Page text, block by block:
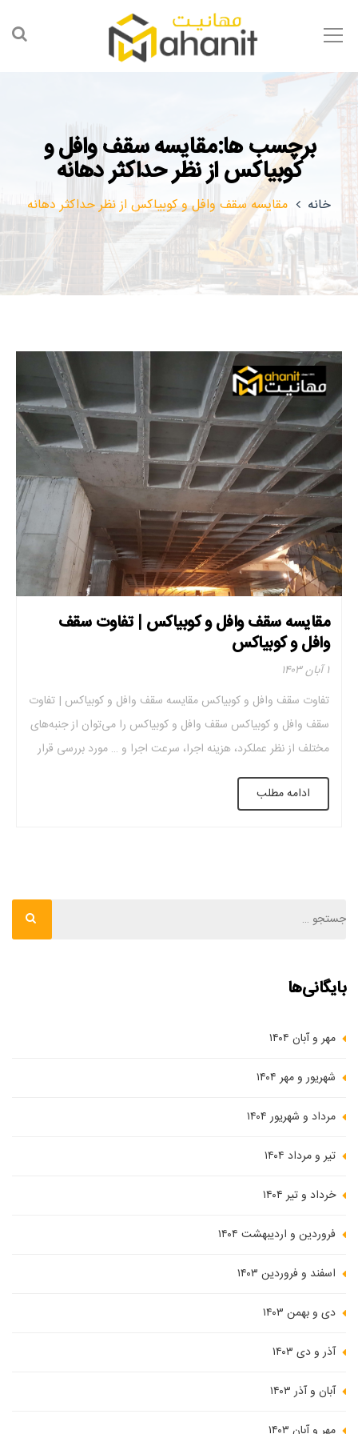
برچسب ها:مقایسه سقف وافل و
کوبیاکس از نظر حداکثر دهانه
خانه مقایسه سقف وافل و کوبیاکس از نظر حداکثر دهانه
مقایسه سقف وافل و کوبیاکس | تفاوت سقف
وافل و کوبیاکس
۱ آبان ۱۴۰۳
تفاوت سقف وافل و کوبیاکس مقایسه سقف وافل و کوبیاکس | تفاوت
سقف وافل و کوبیاکس سقف وافل و کوبیاکس را می‌توان از جنبه‌های
مختلف از نظر عملکرد، هزینه اجرا، سرعت اجرا و … مورد بررسی قرار
داده. در ادامه مقاله به بررسی بیشتر تفاوت سقف وافل و کوبیاکس
میپردازیم. مقایسه سقف وافل […]
ادامه مطلب
بایگانی‌ها
مهر و آبان ۱۴۰۴
شهریور و مهر ۱۴۰۴
مرداد و شهریور ۱۴۰۴
تیر و مرداد ۱۴۰۴
خرداد و تیر ۱۴۰۴
فروردین و اردیبهشت ۱۴۰۴
اسفند و فروردین ۱۴۰۳
دی و بهمن ۱۴۰۳
آذر و دی ۱۴۰۳
آبان و آذر ۱۴۰۳